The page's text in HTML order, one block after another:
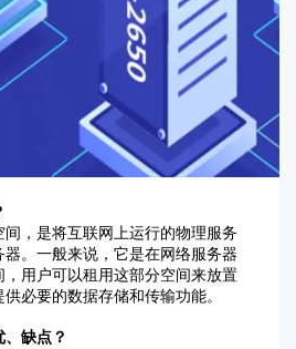
间，是将互联网上运行的物理服务
。一般来说，它是在网络服务器
，用户可以租用这部分空间来放置
必要的数据存储和传输功能。
缺点？